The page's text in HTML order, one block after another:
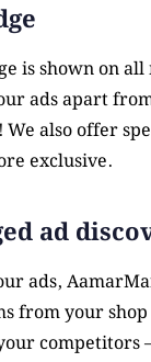
is shown on
ads apart
also offer
exclusive.
ad
ads,
from your shop
competitors